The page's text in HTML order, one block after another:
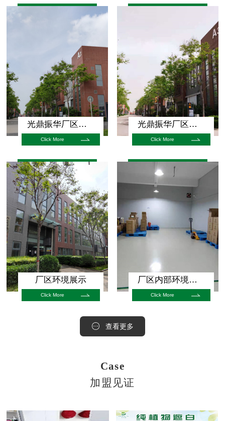
光鼎振华厂区展示
Click More
光鼎振华厂区展示
Click More
厂区环境展示
Click More
厂区内部环境展示
Click More
查看更多
Case
加盟见证